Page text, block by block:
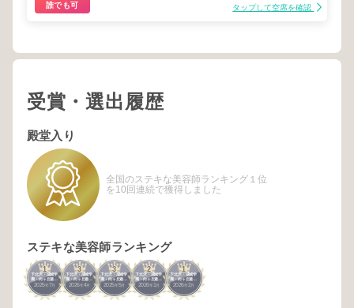
誰でも可 タップして空席を確認
受賞・選出履歴
殿堂入り
全国のステキな美容師ランキング１位
を10回連続で獲得しました
ステキな美容師ランキング
1
下北沢・成城学
園・向ヶ丘遊
園・新百合ヶ丘
2025年7月
3
下北沢・成城学
園・向ヶ丘遊
園・新百合ヶ丘
2026年4月
3
下北沢・成城学
園・向ヶ丘遊
園・新百合ヶ丘
2025年5月
2
下北沢・成城学
園・向ヶ丘遊
園・新百合ヶ丘
2026年 1月
1
下北沢・成城学
園・向ヶ丘遊
園・新百合ヶ丘
2026年2月